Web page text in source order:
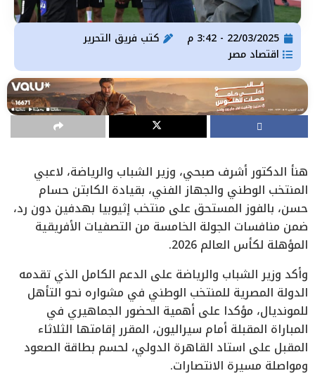
22/03/2025 - 3:42 م كتب فريق التحرير
اقتصاد مصر
هنأ الدكتور أشرف صبحي، وزير الشباب والرياضة، لاعبي
المنتخب الوطني والجهاز الفني، بقيادة الكابتن حسام
حسن، بالفوز المستحق على منتخب إثيوبيا بهدفين دون رد،
ضمن منافسات الجولة الخامسة من التصفيات الأفريقية
المؤهلة لكأس العالم 2026.
وأكد وزير الشباب والرياضة على الدعم الكامل الذي تقدمه
الدولة المصرية للمنتخب الوطني في مشواره نحو التأهل
للمونديال، مؤكدا على أهمية الحضور الجماهيري في
المباراة المقبلة أمام سيراليون، المقرر إقامتها الثلاثاء
المقبل على استاد القاهرة الدولي، لحسم بطاقة الصعود
ومواصلة مسيرة الانتصارات.